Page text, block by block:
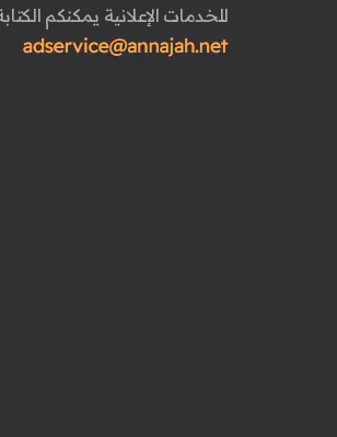
للخدمات الإعلانية يمكنكم